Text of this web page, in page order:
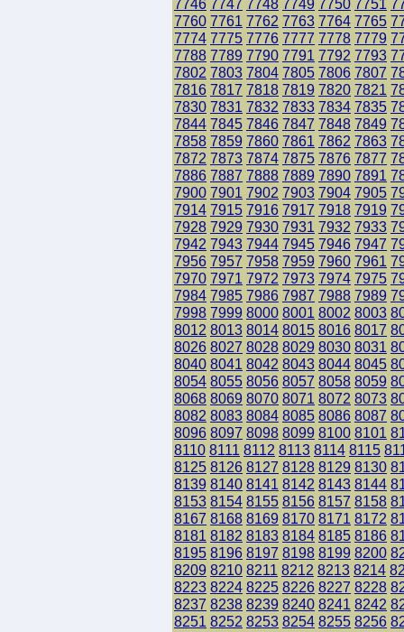
7746 7747 7748 7749 7750 7751
7760 7761 7762 7763 7764 7765
7774 7775 7776 7777 7778 7779
7788 7789 7790 7791 7792 7793
7802 7803 7804 7805 7806 7807
7816 7817 7818 7819 7820 7821
7830 7831 7832 7833 7834 7835
7844 7845 7846 7847 7848 7849
7858 7859 7860 7861 7862 7863
7872 7873 7874 7875 7876 7877
7886 7887 7888 7889 7890 7891
7900 7901 7902 7903 7904 7905
7914 7915 7916 7917 7918 7919
7928 7929 7930 7931 7932 7933
7942 7943 7944 7945 7946 7947
7956 7957 7958 7959 7960 7961
7970 7971 7972 7973 7974 7975
7984 7985 7986 7987 7988 7989
7998 7999 8000 8001 8002 8003
8012 8013 8014 8015 8016 8017
8026 8027 8028 8029 8030 8031
8040 8041 8042 8043 8044 8045
8054 8055 8056 8057 8058 8059
8068 8069 8070 8071 8072 8073
8082 8083 8084 8085 8086 8087
8096 8097 8098 8099 8100 8101
8110 8111 8112 8113 8114 8115
8125 8126 8127 8128 8129 8130
8139 8140 8141 8142 8143 8144
8153 8154 8155 8156 8157 8158
8167 8168 8169 8170 8171 8172
8181 8182 8183 8184 8185 8186
8195 8196 8197 8198 8199 8200
8209 8210 8211 8212 8213 8214
8223 8224 8225 8226 8227 8228
8237 8238 8239 8240 8241 8242
8251 8252 8253 8254 8255 8256